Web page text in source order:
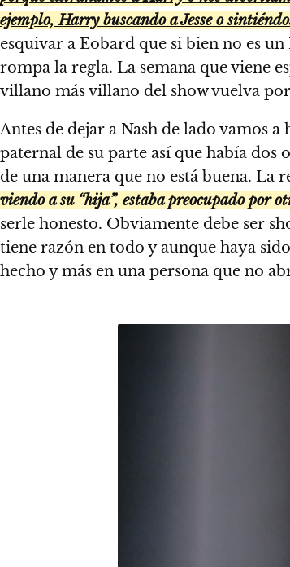
ejemplo, Harry buscando a Jesse o
esquivar a Eobard que si bien no es
rompa la regla. La semana que viene
villano más villano del show vuelva
Antes de dejar a Nash de lado vamos
paternal de su parte así que había
de una manera que no está buena.
viendo a su “hija”, estaba preocupado por
serle honesto. Obviamente debe ser
tiene razón en todo y aunque haya
hecho y más en una persona que no